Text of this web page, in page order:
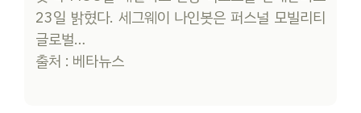
23일 밝혔다. 세그웨이 나인봇은 퍼스널 모빌리티
글로벌…
출처 : 베타뉴스